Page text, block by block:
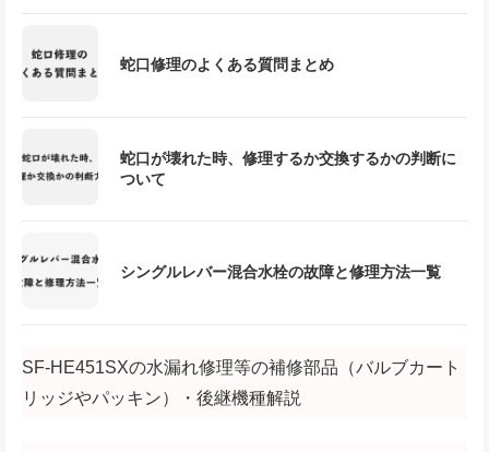
蛇口修理のよくある質問まとめ
蛇口が壊れた時、修理するか交換するかの判断に
ついて
シングルレバー混合水栓の故障と修理方法一覧
SF-HE451SXの水漏れ修理等の補修部品（バルブカート
リッジやパッキン）・後継機種解説